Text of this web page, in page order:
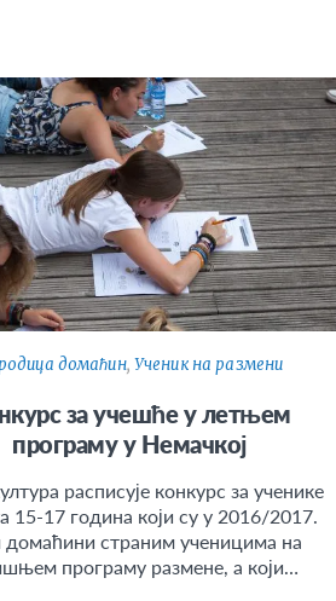
домаћин, Ученик на размени
за учешће у летњем
програму у Немачкој
расписује конкурс за ученике
15-17 година који су у 2016/2017.
домаћини страним ученицима на
програму размене, а који…